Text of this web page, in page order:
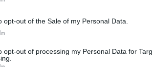
opt-out of the Sale of my Personal Data.
opt-out of processing my Personal Data for
të SPAK, kush janë
rrezikojnë prangat
Publikohen
e Tiranës,